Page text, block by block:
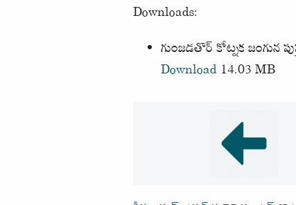
Downloads:
గుంజడతొర్ కోట్నక జంగున
Download 14.03 MB